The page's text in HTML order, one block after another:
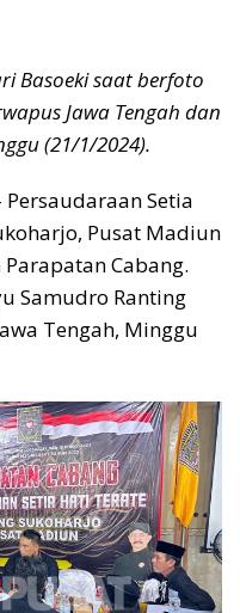
Basoeki saat berfoto
Jawa Tengah dan
(21/1/2024).
Setia
Pusat Madiun
Cabang.
Samudro Ranting
Tengah, Minggu